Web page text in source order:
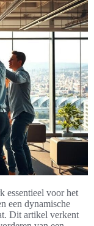
essentieel voor het
een dynamische
Dit artikel verkent